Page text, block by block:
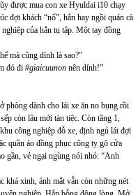
được mua con xe Hyuldai i10 chạy
đợi khách “nổ”, hắn hay ngồi quán cà
của hắn tụ tập. Một tay đồng
mà cũng dính là sao?”
đó đi #giaicuunon nên dính!”
phòng dành cho lái xe ăn no bụng rồi
còn lâu mới tàn tiệc. Còn tăng 1,
công nghiệp đỗ xe, định ngủ lát đợi
quần áo đồng phục công ty gõ cửa
gần, vẻ ngại ngùng nói nhỏ: “Anh
khá xinh, ánh mắt vẫn còn những nét